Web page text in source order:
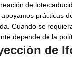
de lote/
prácticas
Cuando se
depende de la
de